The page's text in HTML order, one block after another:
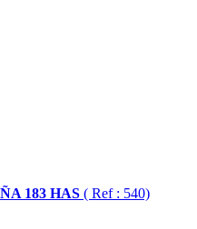
183 HAS ( Ref : 540)